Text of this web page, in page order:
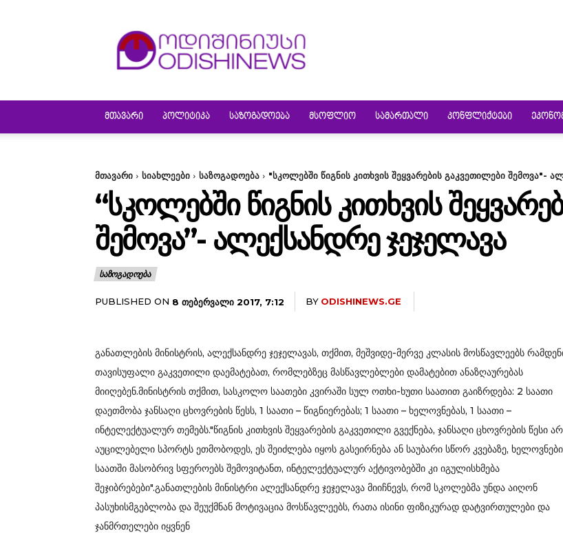
ᲛᲗᲐᲕᲐᲠᲘ ᲞᲝᲚᲘᲢᲘᲙᲐ ᲡᲐᲖᲝᲒᲐᲓᲝᲔᲑᲐ ᲛᲡᲝᲤᲚᲘᲝ ᲡᲐᲛᲐᲠᲗᲐᲚᲘ ᲙᲝᲜᲤᲚᲘᲥᲢᲔᲑᲘ
მთავარი სიახლეები საზოგადოება "სკოლებში წიგნის კითხვის შეყვარების გაკვეთილები შემოვა"-
“ᲡᲙᲝᲚᲔᲑᲨᲘ ᲬᲘᲒᲜᲘᲡ ᲙᲘᲗᲮᲕᲘᲡ
ᲨᲔᲛᲝᲕᲐ”- ᲐᲚᲔᲥᲡᲐᲜᲓᲠᲔ ᲯᲔᲯᲔᲚᲐᲕᲐ
ᲡᲐᲖᲝᲒᲐᲓᲝᲔᲑᲐ
PUBLISHED ON 8 ᲗᲔᲑᲔᲠᲕᲐᲚᲘ 2017, 7:12 BY ODISHINEWS.GE
განათლების მინისტრის, ალექსანდრე ჯეჯელავას, თქმით, მეშვიდე-მერვე კლასის მოსწავლეებს
თავისუფალი გაკვეთილი დაემატებათ, რომლებზეც მასწავლებლები დამატებით ანაზღაურებას
მიიღებენ.მინისტრის თქმით, სასკოლო საათები კვირაში სულ ოთხი-ხუთი საათით გაიზრდება: 2 საათი
დაეთმობა ჯანსაღი ცხოვრების წესს, 1 საათი – წიგნიერებას; 1 საათი – ხელოვნებას, 1 საათი –
ინტელექტუალურ თემებს."წიგნის კითხვის შეყვარების გაკვეთილი გვექნება, ჯანსაღი ცხოვრების წესი
აუცილებელი სპორტს ეთმობოდეს, ეს შეიძლება იყოს გასეირნება ან საუბარი სწორ კვებაზე,
საათში მასობრივ სფეროებს შემოვიტანთ, ინტელექტუალურ აქტივობებში კი იგულისხმება
შეჯიბრებები".განათლების მინისტრი ალექსანდრე ჯეჯელავა მიიჩნევს, რომ სკოლებმა უნდა აიღონ
პასუხისმგებლობა და შეუქმნან მოტივაცია მოსწავლეებს, რათა ისინი ფიზიკურად დატვირთულები და
ჯანმრთელები იყვნენ